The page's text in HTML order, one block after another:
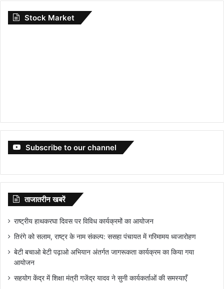
Stock Market
Subscribe to our channel
ताजातरीन खबरें
राष्ट्रीय हाथकरघा दिवस पर विविध कार्यक्रमों का आयोजन
तिरंगे को सलाम, राष्ट्र के नाम संकल्प: ससहा पंचायत में गरिमामय ध्वजारोहण
बेटी बचाओ बेटी पढ़ाओ अभियान अंतर्गत जागरूकता कार्यक्रम का किया गया
आयोजन
सहयोग केंद्र में शिक्षा मंत्री गजेंद्र यादव ने सुनी कार्यकर्ताओं की समस्याएँ